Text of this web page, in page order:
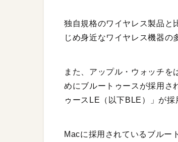
独自規格のワイヤレス製品と
じめ身近なワイヤレス機器の
また、アップル・ウォッチを
めにブルートゥースが採用さ
ゥースLE（以下BLE）」が採
Macに採用されているブルー